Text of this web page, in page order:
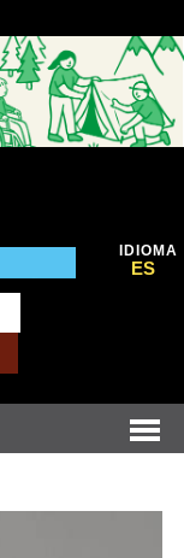
IDIOMA
ES